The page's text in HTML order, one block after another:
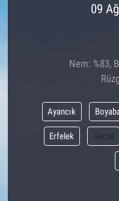
09
Nem: %83,
Ayancık
Erfelek Gerze